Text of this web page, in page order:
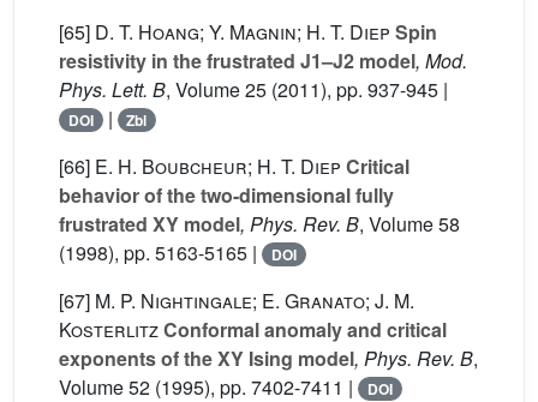
[65] D. T. Hoang; Y. Magnin; H. T. Diep Spin
resistivity in the frustrated J1–J2 model, Mod.
Phys. Lett. B, Volume 25 (2011), pp. 937-945 |
DOI | Zbl
[66] E. H. Boubcheur; H. T. Diep Critical
behavior of the two-dimensional fully
frustrated XY model, Phys. Rev. B, Volume 58
(1998), pp. 5163-5165 |
DOI
[67] M. P. Nightingale; E. Granato; J. M.
KosterlitzConformal anomaly and critical
exponents of the XY Ising model, Phys. Rev. B,
Volume 52 (1995), pp. 7402-7411 | DOI